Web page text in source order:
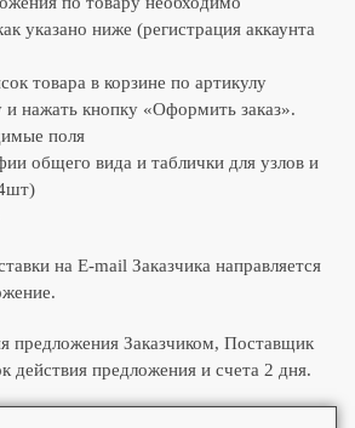
указано ниже (регистрация аккаунта
товара в корзине по артикулу
нажать кнопку «Оформить заказ».
поля
общего вида и таблички для узлов и
на E-mail Заказчика направляется
предложения Заказчиком, Поставщик
действия предложения и счета 2 дня.